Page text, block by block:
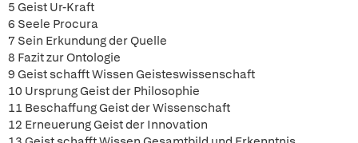
5 Geist Ur-Kraft
6 Seele Procura
7 Sein Erkundung der Quelle
8 Fazit zur Ontologie
9 Geist schafft Wissen Geisteswissenschaft
10 Ursprung Geist der Philosophie
11 Beschaffung Geist der Wissenschaft
12 Erneuerung Geist der Innovation